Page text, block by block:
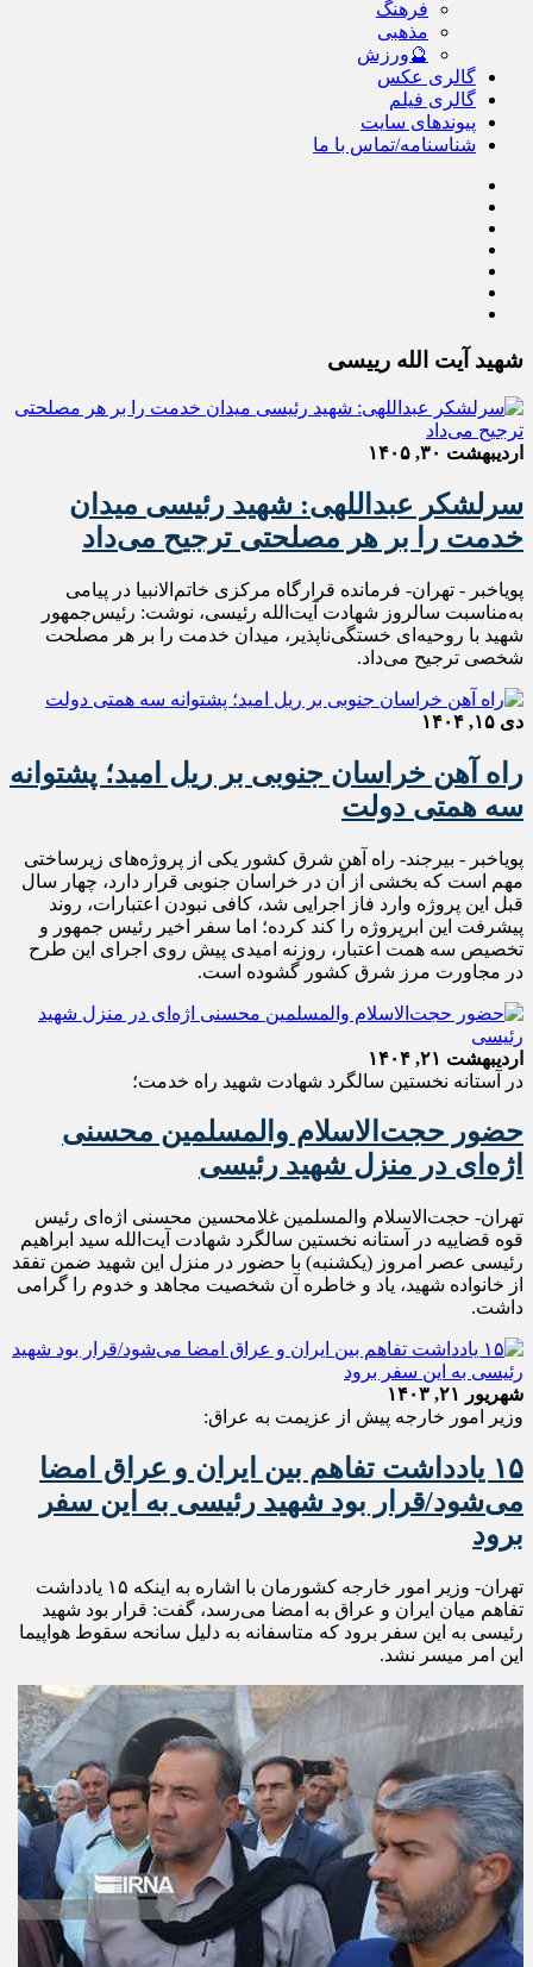
فرهنگ
مذهبی
🔮ورزش
گالری عکس
گالری فیلم
پیوندهای سایت
شناسنامه/تماس با ما
شهید آیت الله رییسی
اردیبهشت ۳۰, ۱۴۰۵
سرلشکر عبداللهی: شهید رئیسی میدان
خدمت را بر هر مصلحتی ترجیح می‌داد
پویاخبر - تهران- فرمانده قرارگاه مرکزی خاتم‌الانبیا در پیامی
به‌مناسبت سالروز شهادت آیت‌الله رئیسی، نوشت: رئیس‌جمهور
شهید با روحیه‌ای خستگی‌ناپذیر، میدان خدمت را بر هر مصلحت
شخصی ترجیح می‌داد.
دی ۱۵, ۱۴۰۴
راه آهن خراسان جنوبی بر ریل امید؛ پشتوانه
سه همتی دولت
پویاخبر - بیرجند- راه آهن شرق کشور یکی از پروژه‌های زیرساختی
مهم است که بخشی از آن در خراسان جنوبی قرار دارد، چهار سال
قبل این پروژه وارد فاز اجرایی شد، کافی نبودن اعتبارات، روند
پیشرفت این ابرپروژه را کند کرده؛ اما سفر اخیر رئیس جمهور و
تخصیص سه همت اعتبار، روزنه امیدی پیش روی اجرای این طرح
در مجاورت مرز شرق کشور گشوده است.
اردیبهشت ۲۱, ۱۴۰۴
در آستانه نخستین سالگرد شهادت شهید راه خدمت؛
حضور حجت‌الاسلام والمسلمین محسنی
اژه‌ای در منزل شهید رئیسی
تهران- حجت‌الاسلام والمسلمین غلامحسین محسنی اژه‌ای رئیس
قوه قضاییه در آستانه نخستین سالگرد شهادت آیت‌الله سید ابراهیم
رئیسی عصر امروز (یکشنبه) با حضور در منزل این شهید ضمن تفقد
از خانواده شهید، یاد و خاطره آن شخصیت مجاهد و خدوم را گرامی
داشت.
شهریور ۲۱, ۱۴۰۳
وزیر امور خارجه پیش از عزیمت به عراق:
۱۵ یادداشت تفاهم بین ایران و عراق امضا
می‌شود/قرار بود شهید رئیسی به این سفر
برود
تهران- وزیر امور خارجه کشورمان با اشاره به اینکه ۱۵ یادداشت
تفاهم میان ایران و عراق به امضا می‌رسد، گفت: قرار بود شهید
رئیسی به این سفر برود که متاسفانه به دلیل سانحه سقوط هواپیما
این امر میسر نشد.